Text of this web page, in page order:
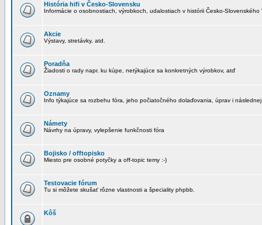
História hifi v Česko-Slovensku
Informácie o osobnostiach, výrobkoch, udalostiach v histórii Česko-Slovenského
Akcie
Výstavy, stretávky, atd.
Poradňa
Žiadosti o rady napr. ku kúpe, netýkajúce sa konkretných výrobkov, atď
Oznamy
Info týkajúce sa rozbehu fóra, jeho počiatočného dolaďovania, úprav i
Námety
Návrhy na úpravy, vylepšenie funkčnosti fóra
Bojisko / offtopisko
Miesto pre osobné potyčky a off-topic temy :-)
Testovacie fórum
Tu si môžete skušať rôzne vlastnosti a špeciality phpbb.
Kôš